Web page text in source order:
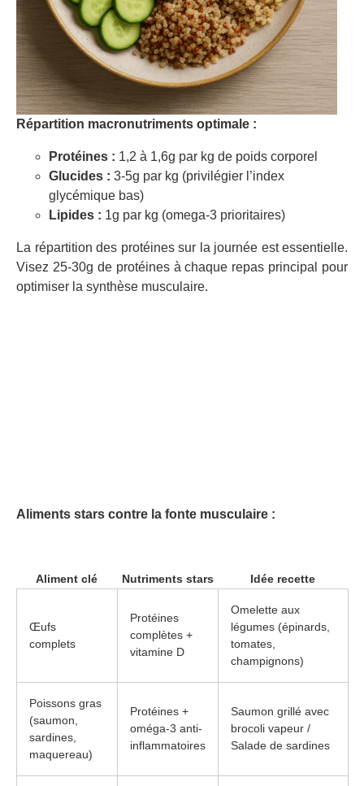
Répartition macronutriments optimale :
Protéines : 1,2 à 1,6g par kg de poids corporel
Glucides : 3-5g par kg (privilégier l’index
glycémique bas)
Lipides : 1g par kg (omega-3 prioritaires)
La répartition des protéines sur la journée est essentielle.
Visez 25-30g de protéines à chaque repas principal pour
optimiser la synthèse musculaire.
Aliments stars contre la fonte musculaire :
Aliment clé Nutriments stars Idée recette
Œufs
complets
Protéines
complètes +
vitamine D
Omelette aux
légumes (épinards,
tomates,
champignons)
Poissons gras
(saumon,
sardines,
maquereau)
Protéines +
oméga-3 anti-
inflammatoires
Saumon grillé avec
brocoli vapeur /
Salade de sardines